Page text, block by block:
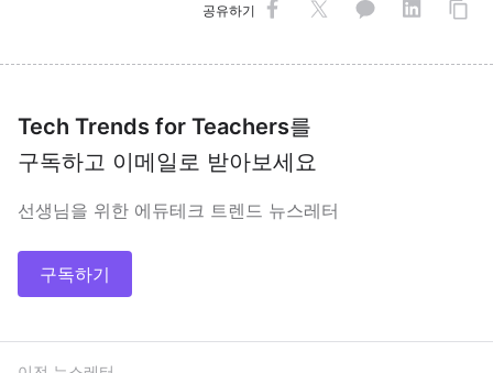
공유하기
Tech Trends for Teachers를
구독하고 이메일로 받아보세요
선생님을 위한 에듀테크 트렌드 뉴스레터
구독하기